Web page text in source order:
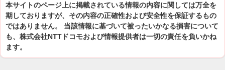
本サイトのページ上に掲載されている情報の内容に関しては万全を
期しておりますが、その内容の正確性および安全性を保証するもの
ではありません。 当該情報に基づいて被ったいかなる損害について
も、株式会社NTTドコモおよび情報提供者は一切の責任を負いかね
ます。